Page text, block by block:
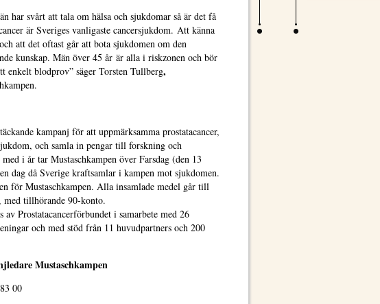
har svårt att tala om hälsa och sjukdomar så är det få
är Sveriges vanligaste cancersjukdom. Att känna
att det oftast går att bota sjukdomen om den
kunskap. Män över 45 år är alla i riskzonen och bör
enkelt blodprov” säger Torsten Tullberg,
kampanj för att uppmärksamma prostatacancer,
och samla in pengar till forskning och
i år tar Mustaschkampen över Farsdag (den 13
dag då Sverige kraftsamlar i kampen mot sjukdomen.
för Mustaschkampen. Alla insamlade medel går till
med tillhörande 90-konto.
av Prostatacancerförbundet i samarbete med 26
och med stöd från 11 huvudpartners och 200
Mustaschkampen
00